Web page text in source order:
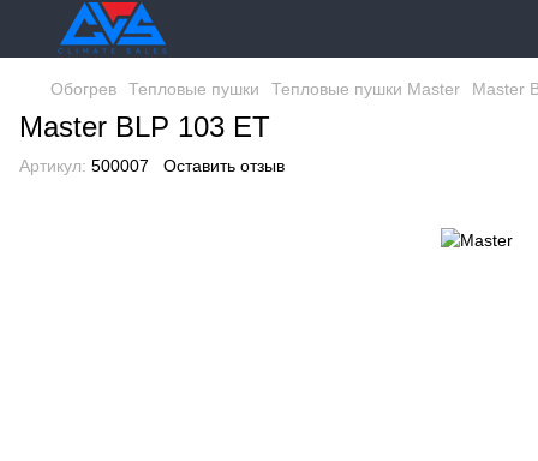
Обогрев Тепловые пушки Тепловые пушки Master Master
Master BLP 103 ET
Артикул: 500007 Оставить отзыв